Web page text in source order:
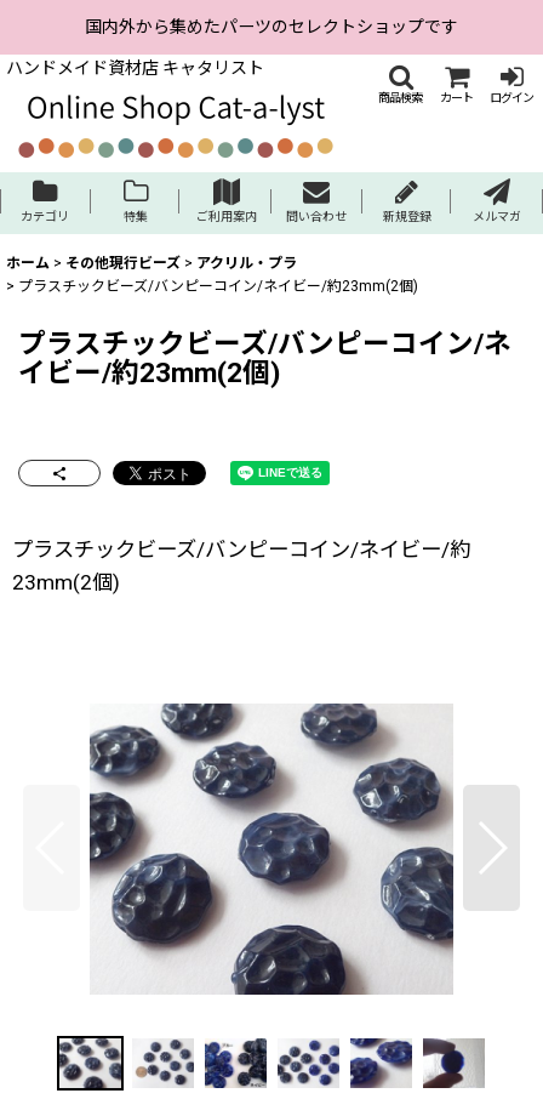
国内外から集めたパーツのセレクトショップです
ハンドメイド資材店 キャタリスト
商品検索 カート ログイン
カテゴリ 特集 ご利用案内 問い合わせ 新規登録 メルマガ
ホーム > その他現行ビーズ > アクリル・プラ
> プラスチックビーズ/バンピーコイン/ネイビー/約23mm(2個)
プラスチックビーズ/バンピーコイン/ネ
イビー/約23mm(2個)
プラスチックビーズ/バンピーコイン/ネイビー/約
23mm(2個)